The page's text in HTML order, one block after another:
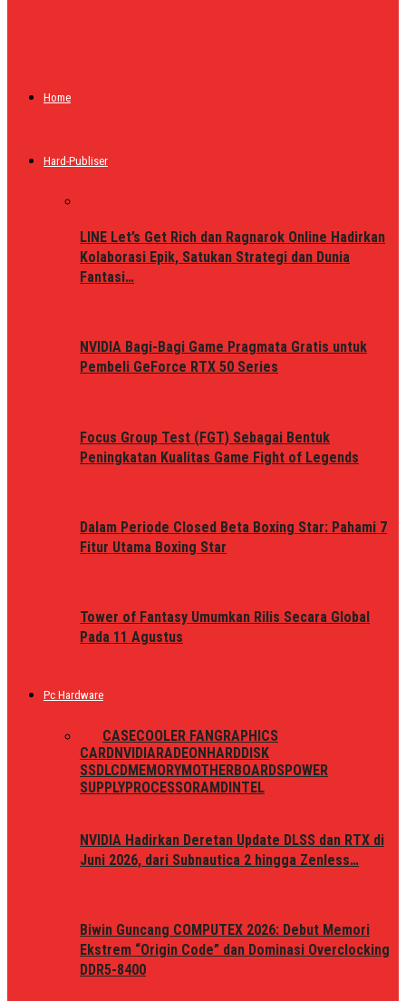
Home
Hard-Publiser
LINE Let’s Get Rich dan Ragnarok Online Hadirkan
Kolaborasi Epik, Satukan Strategi dan Dunia
Fantasi…
NVIDIA Bagi-Bagi Game Pragmata Gratis untuk
Pembeli GeForce RTX 50 Series
Focus Group Test (FGT) Sebagai Bentuk
Peningkatan Kualitas Game Fight of Legends
Dalam Periode Closed Beta Boxing Star: Pahami 7
Fitur Utama Boxing Star
Tower of Fantasy Umumkan Rilis Secara Global
Pada 11 Agustus
Pc Hardware
CASECOOLER FAN GRAPHICS
CARDNVIDIARADEON HARDDISK
SSDLCDMEMORYMOTHERBOARDSPOWER
SUPPLYPROCESSORAMD INTEL
NVIDIA Hadirkan Deretan Update DLSS dan RTX di
Juni 2026, dari Subnautica 2 hingga Zenless…
Biwin Guncang COMPUTEX 2026: Debut Memori
Ekstrem “Origin Code” dan Dominasi Overclocking
DDR5-8400